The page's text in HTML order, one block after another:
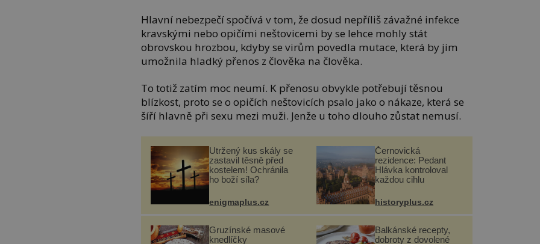
Hlavní nebezpečí spočívá v tom, že dosud nepříliš závažné infekce
kravskými nebo opičími neštovicemi by se lehce mohly stát
obrovskou hrozbou, kdyby se virům povedla mutace, která by jim
umožnila hladký přenos z člověka na člověka.
To totiž zatím moc neumí. K přenosu obvykle potřebují těsnou
blízkost, proto se o opičích neštovicích psalo jako o nákaze, která se
šíří hlavně při sexu mezi muži. Jenže u toho dlouho zůstat nemusí.
Utržený kus skály se
zastavil těsně před
kostelem! Ochránila
ho boží síla?
enigmaplus.cz
Černovická
rezidence: Pedant
Hlávka kontroloval
každou cihlu
historyplus.cz
Gruzínské masové
knedlíčky
Balkánské recepty,
dobroty z dovolené